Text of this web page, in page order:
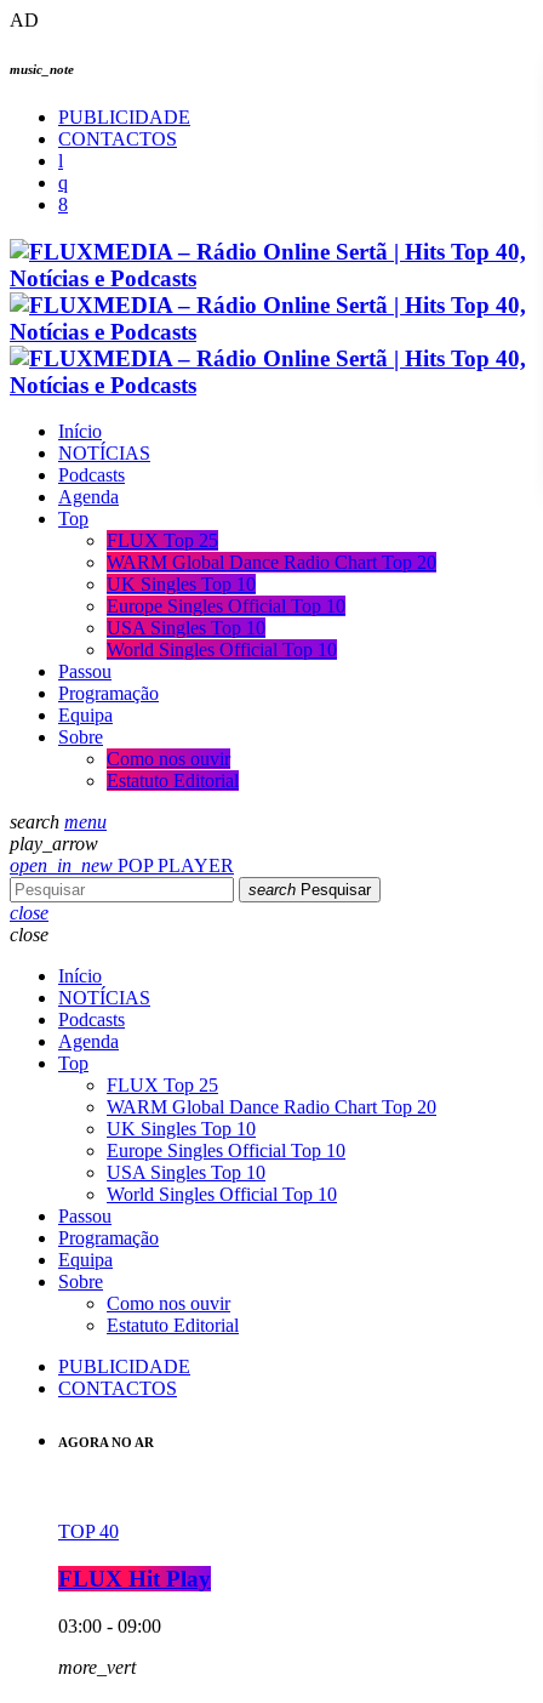
AD
music_note
PUBLICIDADE
CONTACTOS
Início
NOTÍCIAS
Podcasts
Agenda
Top
FLUX Top 25
WARM Global Dance Radio Chart Top 20
UK Singles Top 10
Europe Singles Official Top 10
USA Singles Top 10
World Singles Official Top 10
Passou
Programação
Equipa
Sobre
Como nos ouvir
Estatuto Editorial
search menu
play_arrow
open_in_new POP PLAYER
search Pesquisar
close
close
Início
NOTÍCIAS
Podcasts
Agenda
Top
FLUX Top 25
WARM Global Dance Radio Chart Top 20
UK Singles Top 10
Europe Singles Official Top 10
USA Singles Top 10
World Singles Official Top 10
Passou
Programação
Equipa
Sobre
Como nos ouvir
Estatuto Editorial
PUBLICIDADE
CONTACTOS
AGORA NO AR
TOP 40
FLUX Hit Play
03:00 - 09:00
more_vert